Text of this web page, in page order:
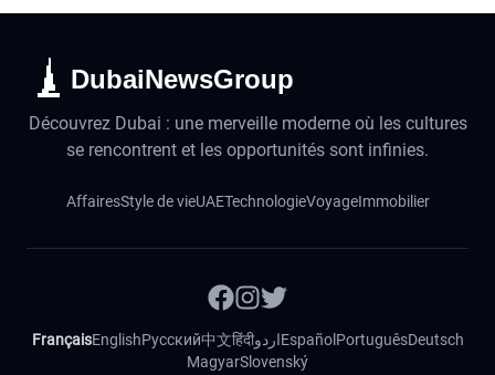
DubaiNewsGroup
Découvrez Dubai : une merveille moderne où les cultures
se rencontrent et les opportunités sont infinies.
AffairesStyle de vieUAETechnologieVoyageImmobilier
FrançaisEnglishРусский中文हिंदीاردوEspañol PortuguêsDeutsch
MagyarSlovenský